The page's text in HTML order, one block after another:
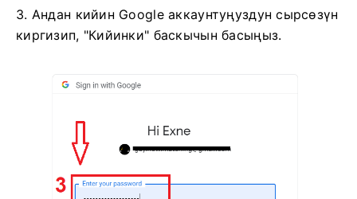
3. Андан кийин Google аккаунтуңуздун сырсөзүн
киргизип, "Кийинки" баскычын басыңыз.